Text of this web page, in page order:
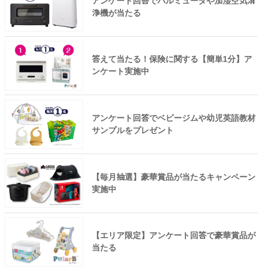
浄機が当たる
答えて当たる！保険に関する【簡単1分】ア
ンケート実施中
アンケート回答でベビージムや幼児英語教材
サンプルをプレゼント
【毎月抽選】豪華賞品が当たるキャンペーン
実施中
【エリア限定】アンケート回答で豪華賞品が
当たる